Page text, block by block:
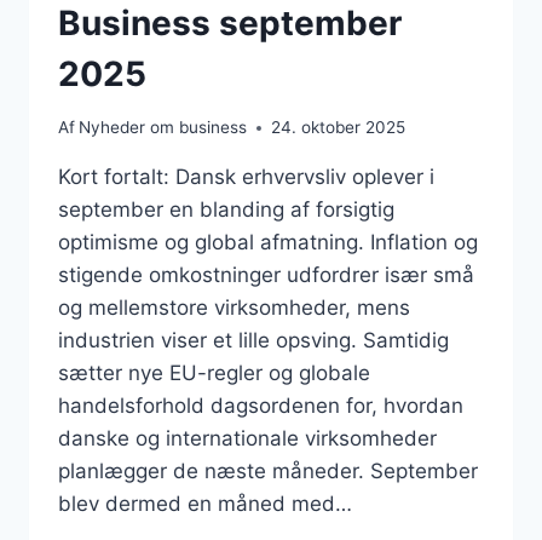
Business september
2025
Af Nyheder om business 24. oktober 2025
Kort fortalt: Dansk erhvervsliv oplever i
september en blanding af forsigtig
optimisme og global afmatning. Inflation og
stigende omkostninger udfordrer især små
og mellemstore virksomheder, mens
industrien viser et lille opsving. Samtidig
sætter nye EU-regler og globale
handelsforhold dagsordenen for, hvordan
danske og internationale virksomheder
planlægger de næste måneder. September
blev dermed en måned med…